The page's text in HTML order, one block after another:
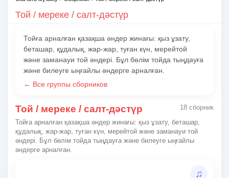
Той / мереке / салт-дәстүр
Тойға арналған қазақша әндер жинағы: қыз ұзату,
беташар, құдалық, жар-жар, туған күн, мерейтой
және заманауи той әндері. Бұл бөлім тойда тыңдауға
және билеуге ыңғайлы әндерге арналған.
← Все группы сборников
Той / мереке / салт-дәстүр
18 сборник
Тойға арналған қазақша әндер жинағы: қыз ұзату, беташар,
құдалық, жар-жар, туған күн, мерейтой және заманауи той
әндері. Бұл бөлім тойда тыңдауға және билеуге ыңғайлы
әндерге арналған.
♫